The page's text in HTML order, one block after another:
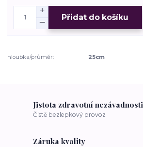
Přidat do košíku
hloubka/průměr: 25cm
Jistota zdravotní nezávadnosti
Čistě bezlepkový provoz
Záruka kvality